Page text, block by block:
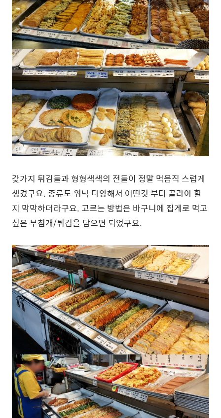
갖가지 튀김들과 형형색색의 전들이 정말 먹음직 스럽게
생겼구요. 종류도 워낙 다양해서 어떤것 부터 골라야 할
지 막막하더라구요. 고르는 방법은 바구니에 집게로 먹고
싶은 부침개/튀김을 담으면 되었구요.